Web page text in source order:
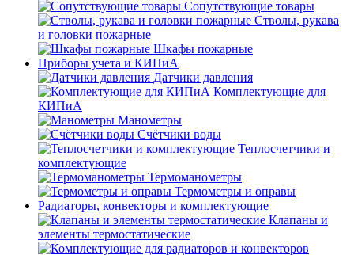
Сопутствующие товары
Стволы, рукава
и головки пожарные
Шкафы пожарные
Приборы учета и КИПиА
Датчики давления
Комплектующие для
КИПиА
Манометры
Счётчики воды
Теплосчетчики и
комплектующие
Термоманометры
Термометры и оправы
Радиаторы, конвекторы и комплектующие
Клапаны и
элементы термостатические